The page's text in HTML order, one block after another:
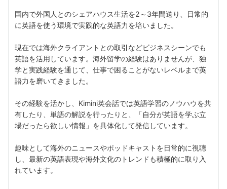
国内で外国人とのシェアハウス生活を2～3年間送り、日常的
に英語を使う環境で実践的な英語力を培いました。
現在では海外クライアントとの取引などビジネスシーンでも
英語を活用しています。海外留学の経験はありませんが、独
学と実践経験を通じて、仕事で困ることがないレベルまで英
語力を磨いてきました。
その経験を活かし、Kimini英会話では英語学習のノウハウを共
有したり、単語の解説を行ったりと、「自分が英語を学ぶ立
場だったら欲しい情報」を具体化して発信しています。
趣味として海外のニュースやポッドキャストを日常的に視聴
し、最新の英語表現や海外文化のトレンドも積極的に取り入
れています。